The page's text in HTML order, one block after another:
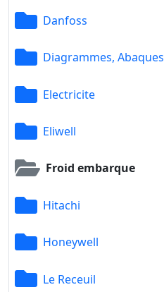
Danfoss
Diagrammes, Abaques
Electricite
Eliwell
Froid embarque
Hitachi
Honeywell
Le Receuil